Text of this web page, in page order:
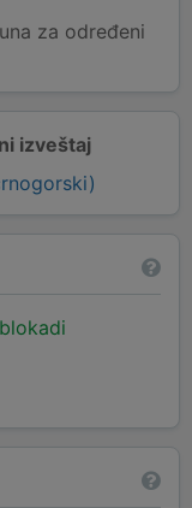
izveštaj
za određeni